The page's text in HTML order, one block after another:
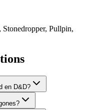
Pullpin,
en D&D?